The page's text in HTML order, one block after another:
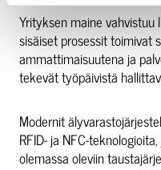
Yrityksen maine
sisäiset prosessit toimivat
ammattimaisuutena ja
tekevät työpäivistä
Modernit
RFID- ja NFC-
olemassa oleviin